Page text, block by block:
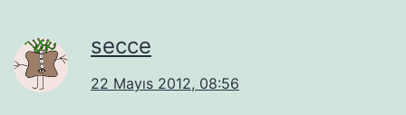
secce
22 Mayıs 2012, 08:56